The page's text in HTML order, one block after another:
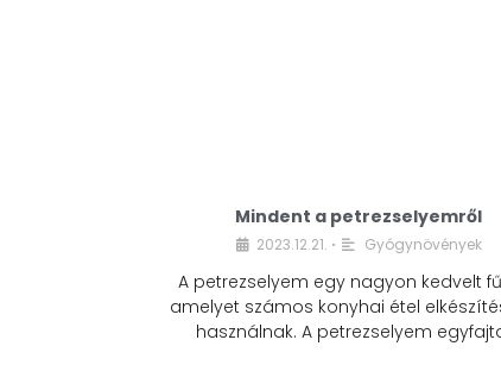
Mindent a petrezselyemről
2023.12.21. • Gyógynövények
A petrezselyem egy nagyon kedvelt
amelyet számos konyhai étel
használnak. A petrezselyem